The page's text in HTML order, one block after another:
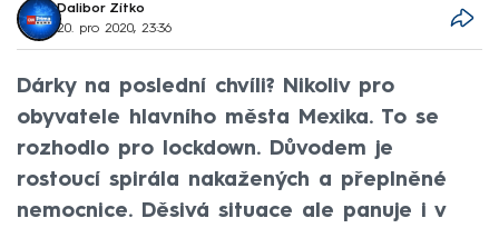
Dalibor Zítko
20. pro 2020, 23:36
Dárky na poslední chvíli? Nikoliv pro
obyvatele hlavního města Mexika. To se
rozhodlo pro lockdown. Důvodem je
rostoucí spirála nakažených a přeplněné
nemocnice. Děsivá situace ale panuje i v